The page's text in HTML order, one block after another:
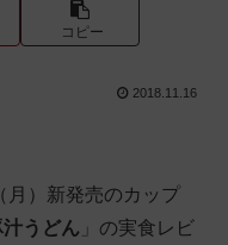
コピー
2018.11.16
月）新発売のカップ
汁うどん 」の実食レビ